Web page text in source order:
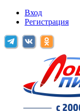
Вход
Регистрация